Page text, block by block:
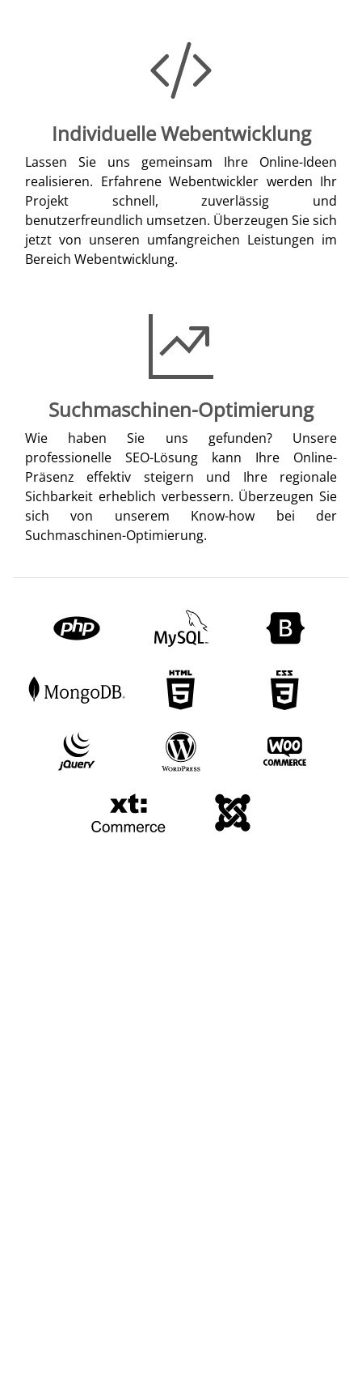
Individuelle Webentwicklung
Lassen Sie uns gemeinsam Ihre Online-Ideen
realisieren. Erfahrene Webentwickler werden Ihr
Projekt schnell, zuverlässig und
benutzerfreundlich umsetzen. Überzeugen Sie sich
jetzt von unseren umfangreichen Leistungen im
Bereich Webentwicklung.
Suchmaschinen-Optimierung
Wie haben Sie uns gefunden? Unsere
professionelle SEO-Lösung kann Ihre Online-
Präsenz effektiv steigern und Ihre regionale
Sichbarkeit erheblich verbessern. Überzeugen Sie
sich von unserem Know-how bei der
Suchmaschinen-Optimierung.